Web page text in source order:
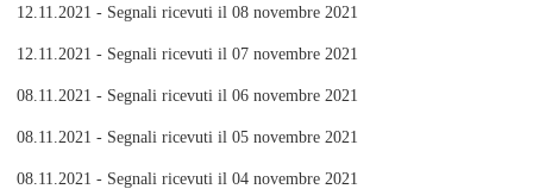
12.11.2021 - Segnali ricevuti il 08 novembre 2021
12.11.2021 - Segnali ricevuti il 07 novembre 2021
08.11.2021 - Segnali ricevuti il 06 novembre 2021
08.11.2021 - Segnali ricevuti il 05 novembre 2021
08.11.2021 - Segnali ricevuti il 04 novembre 2021